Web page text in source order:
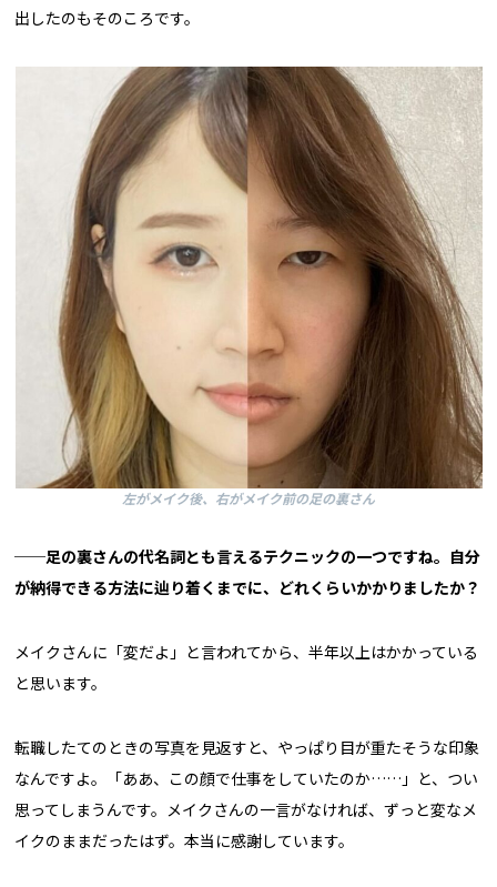
出したのもそのころです。
左がメイク後、右がメイク前の足の裏さん
──足の裏さんの代名詞とも言えるテクニックの一つですね。自分
が納得できる方法に辿り着くまでに、どれくらいかかりましたか？
メイクさんに「変だよ」と言われてから、半年以上はかかっている
と思います。
転職したてのときの写真を見返すと、やっぱり目が重たそうな印象
なんですよ。「ああ、この顔で仕事をしていたのか……」と、つい
思ってしまうんです。メイクさんの一言がなければ、ずっと変なメ
イクのままだったはず。本当に感謝しています。